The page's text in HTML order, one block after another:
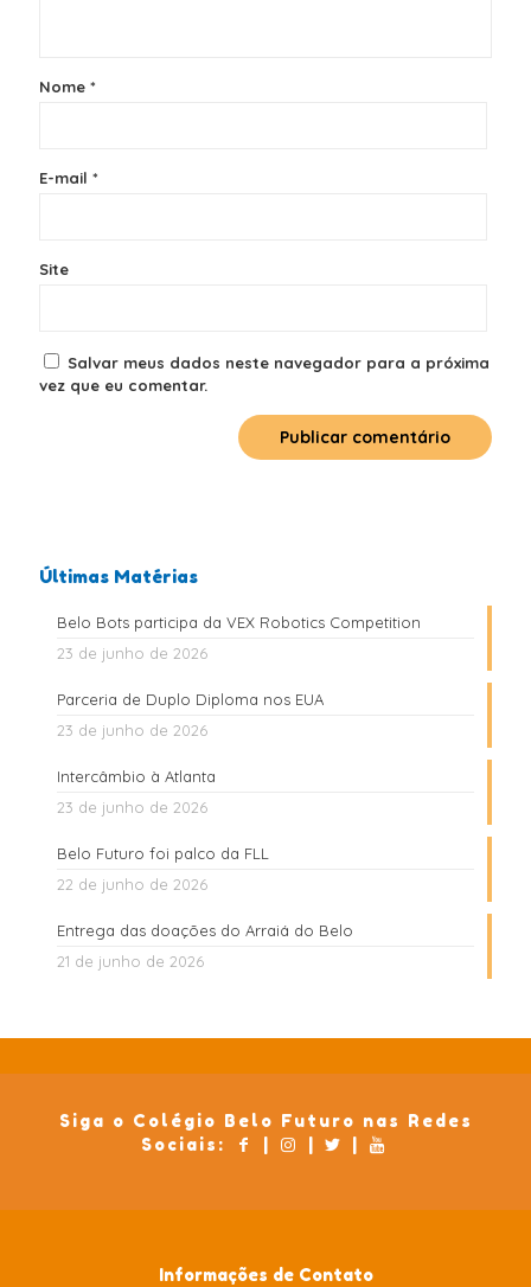
Nome *
E-mail *
Site
Salvar meus dados neste navegador para a próxima
vez que eu comentar.
Últimas Matérias
Belo Bots participa da VEX Robotics Competition
23 de junho de 2026
Parceria de Duplo Diploma nos EUA
23 de junho de 2026
Intercâmbio à Atlanta
23 de junho de 2026
Belo Futuro foi palco da FLL
22 de junho de 2026
Entrega das doações do Arraiá do Belo
21 de junho de 2026
Siga o Colégio Belo Futuro nas Redes
Sociais:
| | |
Informações de Contato